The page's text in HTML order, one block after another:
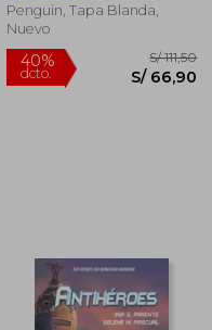
Penguin, Tapa Blanda,
Nuevo